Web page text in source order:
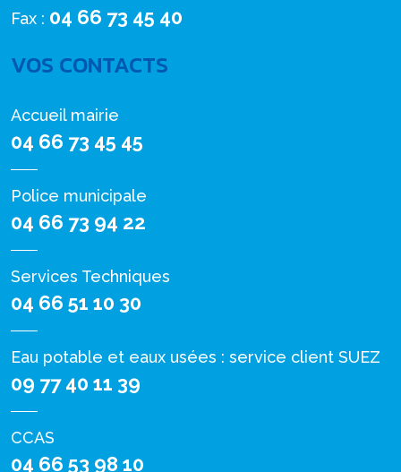
Fax : 04 66 73 45 40
VOS CONTACTS
Accueil mairie
04 66 73 45 45
Police municipale
04 66 73 94 22
Services Techniques
04 66 51 10 30
Eau potable et eaux usées : service client SUEZ
09 77 40 11 39
CCAS
04 66 53 98 10